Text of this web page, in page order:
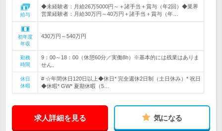
給与
◆未経験者：月給26万5000円～＋諸手当＋賞与（年2回）◆業界
営業経験者：月給30万円～40万円＋諸手当＋賞与（年…
初年度
年収
430万円～540万円
勤務
時間
9：00～18：00（休憩60分／実働8h）※基本的には残業はありま
せん。
休日
休暇
# ☆年間休日120日以上◆休日* 完全週休2日制（土日休み）* 祝日
◆休暇* GW* 夏期休暇（5…
求人詳細を見る 気になる